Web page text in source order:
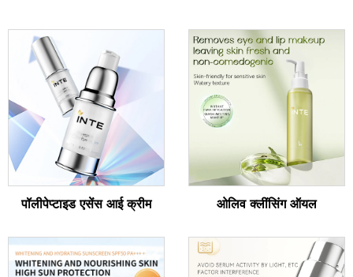
पॉलीपेप्टाइड एसेंस आई क्रीम ओलिव क्लींसिंग ऑयल